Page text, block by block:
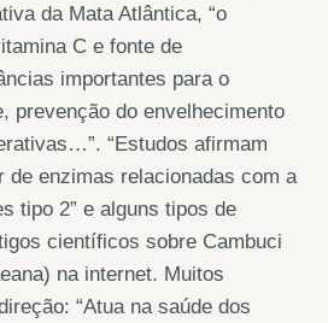
da Mata Atlântica, “o
C e fonte de
importantes para o
prevenção do envelhecimento
“Estudos afirmam
de enzimas relacionadas com a
tipo 2” e alguns tipos de
científicos sobre Cambuci
na internet. Muitos
“Atua na saúde dos